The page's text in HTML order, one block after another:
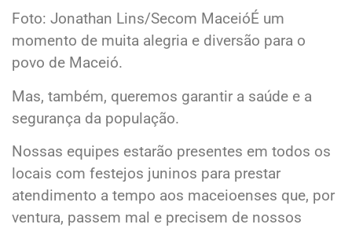
Foto: Jonathan Lins/Secom MaceióÉ um
momento de muita alegria e diversão para o
povo de Maceió.
Mas, também, queremos garantir a saúde e a
segurança da população.
Nossas equipes estarão presentes em todos os
locais com festejos juninos para prestar
atendimento a tempo aos maceioenses que, por
ventura, passem mal e precisem de nossos